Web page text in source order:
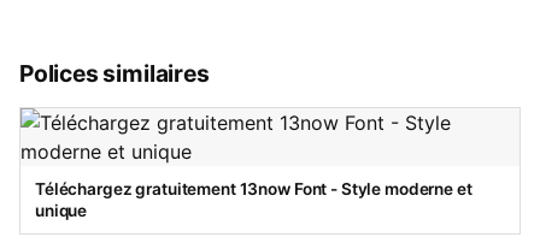
Polices similaires
Téléchargez gratuitement 13now Font - Style moderne et
unique